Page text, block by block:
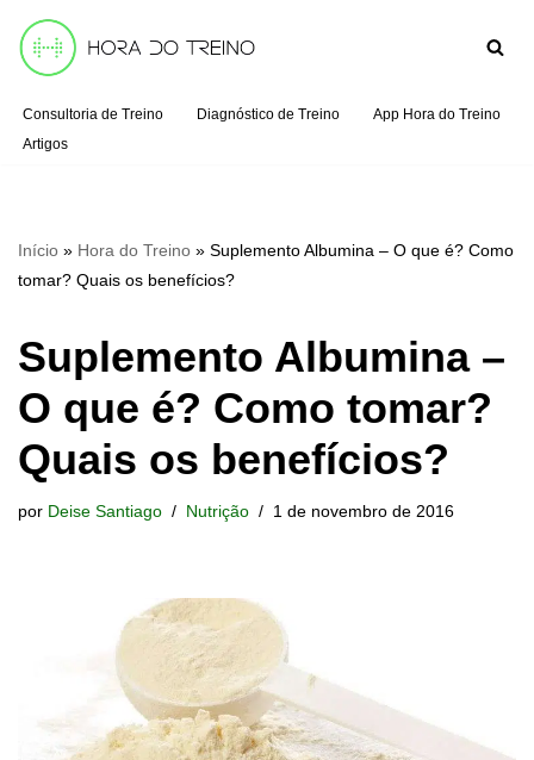
Pular
o
conteúdo
Consultoria de Treino Diagnóstico de Treino
App Hora do Treino
Artigos
Início » Hora do Treino » Suplemento Albumina – O que é? Como
tomar? Quais os benefícios?
Suplemento Albumina –
O que é? Como tomar?
Quais os benefícios?
por Deise Santiago Nutrição 1 de novembro de 2016